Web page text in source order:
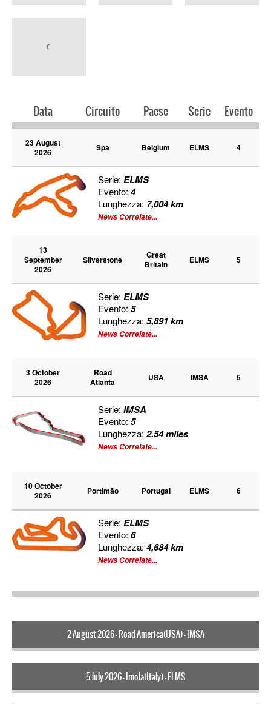
PRESS
SPONSOR & PARTNER
CONTATTI
Data Circuito Paese Serie Evento
23 August
2026
Spa Belgium ELMS 4
Serie:ELMS
Evento:4
Lunghezza: 7,004 km
News Correlate...
13
September
2026
Silverstone
Great
Britain
ELMS 5
Serie:ELMS
Evento:5
Lunghezza:5,891 km
News Correlate...
3 October
2026
Road
Atlanta
USA IMSA 5
Serie:IMSA
Evento:5
Lunghezza:2.54 miles
News Correlate...
10 October
2026
Portimão Portugal ELMS 6
Serie:ELMS
Evento:6
Lunghezza:4,684 km
News Correlate...
2 August 2026 - Road America(USA) - IMSA
5 July 2026 - Imola(Italy) - ELMS